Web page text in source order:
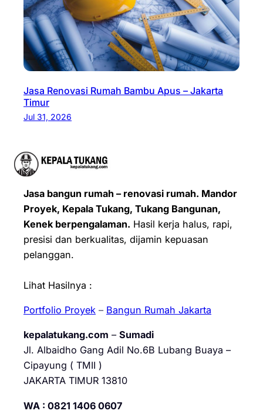
Jasa Renovasi Rumah Bambu Apus – Jakarta
Timur
Jul 31, 2026
Jasa bangun rumah – renovasi rumah. Mandor
Proyek, Kepala Tukang, Tukang Bangunan,
Kenek berpengalaman. Hasil kerja halus, rapi,
presisi dan berkualitas, dijamin kepuasan
pelanggan.
Lihat Hasilnya :
Portfolio Proyek – Bangun Rumah Jakarta
kepalatukang.com – Sumadi
Jl. Albaidho Gang Adil No.6B Lubang Buaya –
Cipayung ( TMII )
JAKARTA TIMUR 13810
WA : 0821 1406 0607